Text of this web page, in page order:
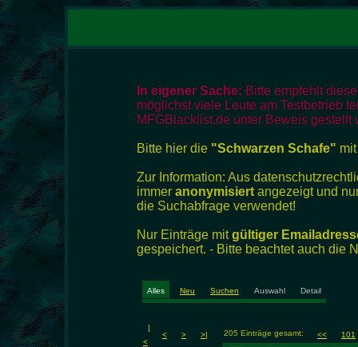
In eigener Sache: Bitte empfehlt
möglichst viele Leute am Testbetrieb
MFGBlacklist.de unter Beweis gestellt
Bitte hier die "Schwarzen Schafe"
Zur Information: Aus
immer anonymisiert angezeigt und
die Suchabfrage verwendet!
Nur Einträge mitgültiger
gespeichert. - Bitte beachtet auch die
Alles Neu Suchen Auswahl Detail
|
<
< > >| 205 Einträge gesamt: << 101